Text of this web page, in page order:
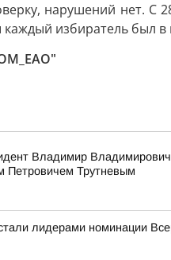
нарушений нет.
избиратель был в
Владимир
Трутневым
лидерами номинации